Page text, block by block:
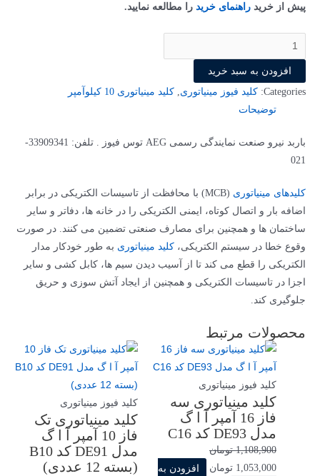
پیش از خرید راهنمای خرید را مطالعه نمایید.
افزودن به سبد خرید
Categories: کلید فیوز مینیاتوری, کلید مینیاتوری 10 کیلو‌آمپر
توضیحات
باربد نیرو صنعت نمایندگی رسمی AEG توس فیوز . تلفن: 33909341-
021
کلیدهای مینیاتوری
(MCB) با محافظت از تاسیسات الکتریکی در برابر
اضافه بار و اتصال کوتاه، ایمنی الکتریکی را در خانه ها، دفاتر و سایر
ساختمان ها و همچنین برای مصارف صنعتی تضمین می کنند. در صورت
وقوع خطا در سیستم الکتریکی، کلید مینیاتوری به طور خودکار مدار
الکتریکی را قطع می کند تا از آسیب دیدن سیم ها، کابل کشی و سایر
اجزا در تاسیسات الکتریکی و همچنین از ایجاد آتش سوزی و حریق
جلوگیری کند.
محصولات مرتبط
کلید فیوز مینیاتوری
کلید مینیاتوری سه
فاز 16 آمپر آ ا گ
مدل DE93 کد C16
1,108,900 تومان
1,053,000 تومان
افزودن به
کلید فیوز مینیاتوری
کلید مینیاتوری تک
فاز 10 آمپر آ ا گ
مدل DE91 کد B10
(بسته 12 عددی)